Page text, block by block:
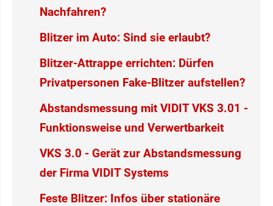
Nachfahren?
Blitzer im Auto: Sind sie erlaubt?
Blitzer-Attrappe errichten: Dürfen
Privatpersonen Fake-Blitzer aufstellen?
Abstandsmessung mit VIDIT VKS 3.01 -
Funktionsweise und Verwertbarkeit
VKS 3.0 - Gerät zur Abstandsmessung
der Firma VIDIT Systems
Feste Blitzer: Infos über stationäre